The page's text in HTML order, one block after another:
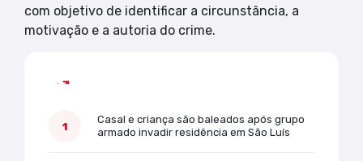
com objetivo de identificar a circunstância, a
motivação e a autoria do crime.
Casal e criança são baleados após grupo
armado invadir residência em São Luís